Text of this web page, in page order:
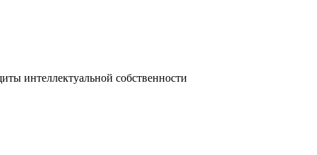
интеллектуальной собственности